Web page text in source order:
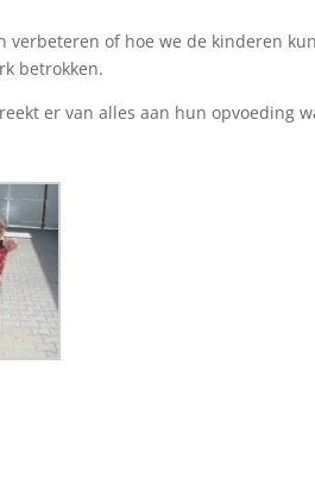
of hoe we de kinderen
betrokken.
er van alles aan hun opvoeding